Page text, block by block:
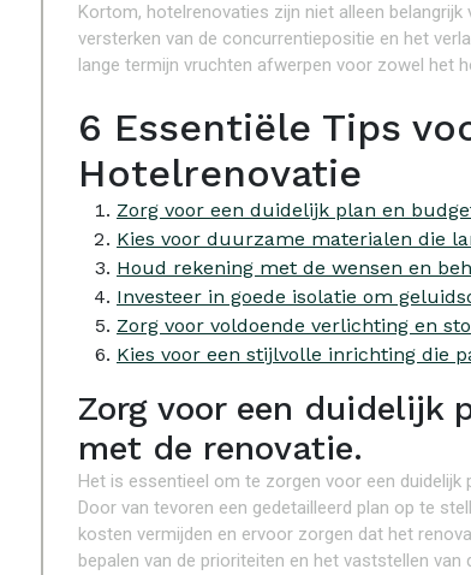
Kortom, hotelrenovaties zijn niet alleen
versterken van de concurrentiepositie en het
lange termijn vruchten afwerpen voor zowel het
6 Essentiële Tips
Hotelrenovatie
Zorg voor een duidelijk plan en
Kies voor duurzame materialen die
Houd rekening met de wensen en
Investeer in goede isolatie om
Zorg voor voldoende verlichting en
Kies voor een stijlvolle inrichting die
Zorg voor een duidelijk
met de renovatie.
Het is essentieel om te zorgen voor een
Door van tevoren een gedetailleerd plan op te
kosten vermijden en ervoor zorgen dat het
bepalen van de prioriteiten en het vaststellen